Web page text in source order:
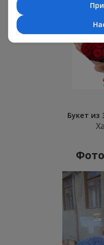
Букет из